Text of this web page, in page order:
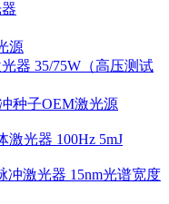
源
器 35/75W（高压测试
种子OEM激光源
光器 100Hz 5mJ
冲激光器 15nm光谱宽度